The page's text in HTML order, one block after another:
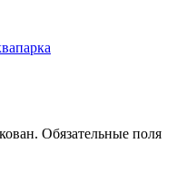
Обязательные поля